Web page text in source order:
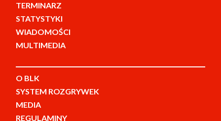
TERMINARZ
STATYSTYKI
WIADOMOŚCI
MULTIMEDIA
O BLK
SYSTEM ROZGRYWEK
MEDIA
REGULAMINY